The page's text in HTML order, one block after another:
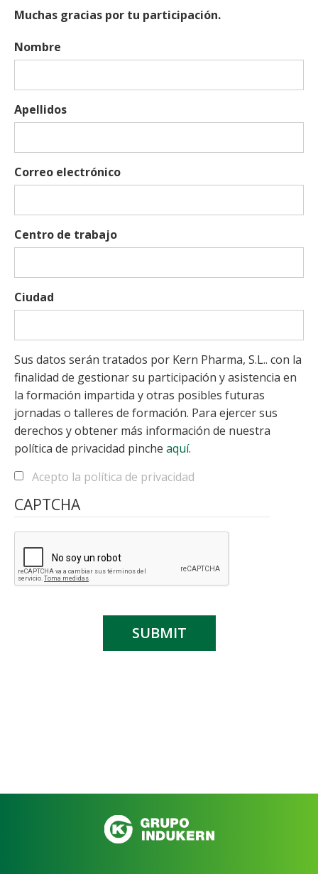
Muchas gracias por tu participación.
Nombre
Apellidos
Correo electrónico
Centro de trabajo
Ciudad
Sus datos serán tratados por Kern Pharma, S.L.. con la
finalidad de gestionar su participación y asistencia en
la formación impartida y otras posibles futuras
jornadas o talleres de formación. Para ejercer sus
derechos y obtener más información de nuestra
política de privacidad pinche aquí.
Acepto la política de privacidad
CAPTCHA
SUBMIT